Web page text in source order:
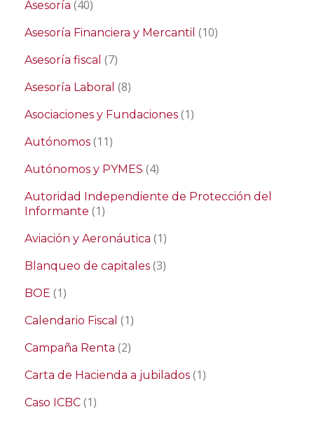
Asesoría (40)
Asesoría Financiera y Mercantil (10)
Asesoría fiscal (7)
Asesoría Laboral (8)
Asociaciones y Fundaciones (1)
Autónomos (11)
Autónomos y PYMES (4)
Autoridad Independiente de Protección del
Informante (1)
Aviación y Aeronáutica (1)
Blanqueo de capitales (3)
BOE (1)
Calendario Fiscal (1)
Campaña Renta (2)
Carta de Hacienda a jubilados (1)
Caso ICBC (1)